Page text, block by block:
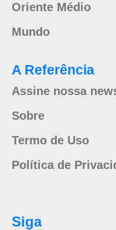
Oriente Médio
Mundo
A Referência
Assine nossa
Sobre
Termo de Uso
Política de
Siga